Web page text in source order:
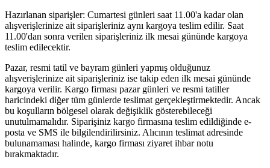
Hazırlanan siparişler: Cumartesi günleri saat 11.00'a kadar olan
alışverişlerinize ait siparişleriniz aynı kargoya teslim edilir. Saat
11.00'dan sonra verilen siparişleriniz ilk mesai gününde kargoya
teslim edilecektir.
Pazar, resmi tatil ve bayram günleri yapmış olduğunuz
alışverişlerinize ait siparişleriniz ise takip eden ilk mesai gününde
kargoya verilir. Kargo firması pazar günleri ve resmi tatiller
haricindeki diğer tüm günlerde teslimat gerçekleştirmektedir. Ancak
bu koşulların bölgesel olarak değişiklik gösterebileceği
unutulmamalıdır. Siparişiniz kargo firmasına teslim edildiğinde e-
posta ve SMS ile bilgilendirilirsiniz. Alıcının teslimat adresinde
bulunamaması halinde, kargo firması ziyaret ihbar notu
bırakmaktadır.